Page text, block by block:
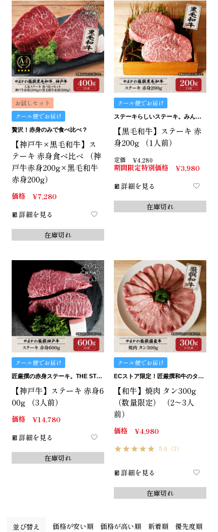
お試しセット
クール便でお届け
贅沢！赤身のみで食べ比べ？
【神戸牛×黒毛和牛】ス
テーキ 赤身食べ比べ （神
戸牛赤身200g×黒毛和牛
赤身200g）
価格 ¥7,280
詳細を見る
在庫切れ
クール便でお届け
ステーキらしいステーキ。みんなにおすすめの赤身です。
【黒毛和牛】ステーキ 赤
身200g （1人前）
定価 ¥4,280
期間限定特別価格 ¥3,980
詳細を見る
在庫切れ
クール便でお届け
匠厳撰の赤身ステーキ。THE STEAK.
【神戸牛】ステーキ 赤身6
00g （3人前）
価格 ¥14,780
詳細を見る
在庫切れ
クール便でお届け
ECストア限定！匠厳撰和牛のタン。
【和牛】焼肉 タン300g
（数量限定） （2～3人
前）
価格 ¥4,980
5.0 （3）
詳細を見る
在庫切れ
並び替え 価格が安い順 価格が高い順 新着順 優先度順